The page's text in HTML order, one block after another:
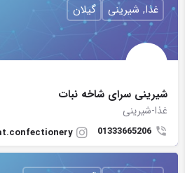
شيرينى سراى شاخه نبات
غذا-شیرینی
01333665206
غذا, شیرینی گیلان